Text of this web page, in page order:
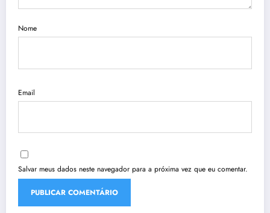
Nome
Email
Salvar meus dados neste navegador para a próxima vez que eu comentar.